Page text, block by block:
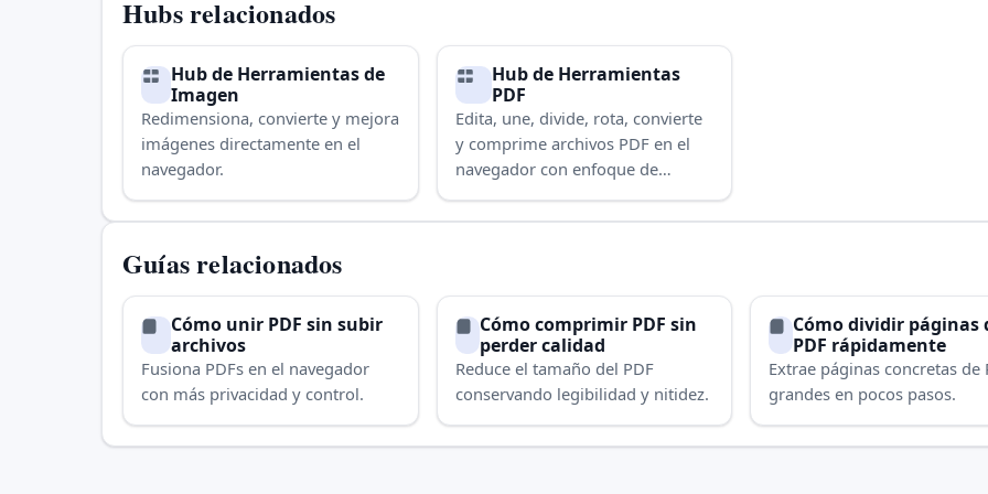
Hubs relacionados
Hub de Herramientas de
Imagen
Redimensiona, convierte y mejora
imágenes directamente en el
navegador.
Hub de Herramientas
PDF
Edita, une, divide, rota, convierte
y comprime archivos PDF en el
navegador con enfoque de
privacidad.
Guías relacionados
Cómo unir PDF sin subir
archivos
Fusiona PDFs en el navegador
con más privacidad y control.
Cómo comprimir PDF sin
perder calidad
Reduce el tamaño del PDF
conservando legibilidad y nitidez.
Cómo dividir páginas
PDF rápidamente
Extrae páginas concretas de
grandes en pocos pasos.